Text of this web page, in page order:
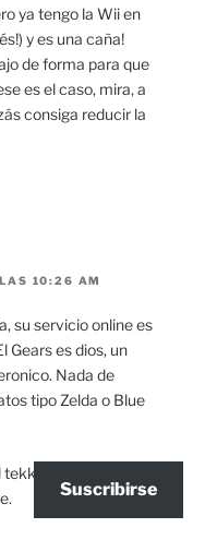
ya tengo la Wii en
y es una caña!
de forma para que
es el caso, mira, a
consiga reducir la
10:26 AM
su servicio online es
Gears es dios, un
Nada de
tipo Zelda o Blue
si que es
Suscribirse